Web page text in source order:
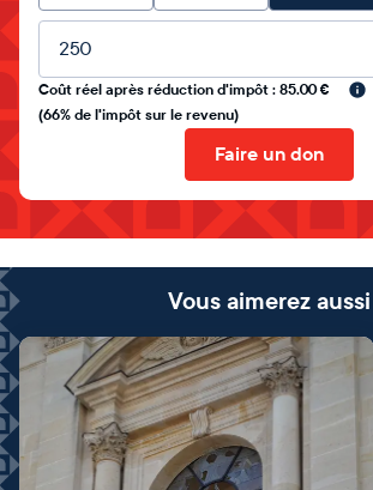
Montant libre
Coût réel après réduction d'impôt : 85.00 €
(66% de l'impôt sur le revenu)
Faire un don
Vous aimerez aussi